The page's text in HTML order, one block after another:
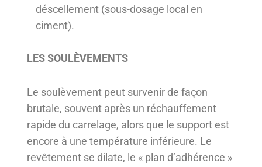
déscellement (sous-dosage local en
ciment).
LES SOULÈVEMENTS
Le soulèvement peut survenir de façon
brutale, souvent après un réchauffement
rapide du carrelage, alors que le support est
encore à une température inférieure. Le
revêtement se dilate, le « plan d’adhérence »